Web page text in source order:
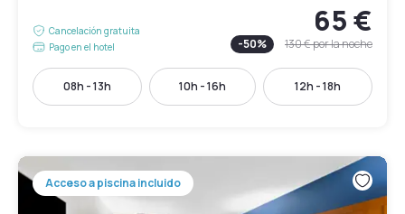
Cancelación gratuita
Pago en el hotel
65 €
-50% 130 €por la noche
08h - 13h 10h - 16h 12h - 18h
Acceso a piscina incluido